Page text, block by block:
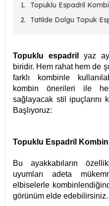
Topuklu Espadril
Tatilde Dolgu Topuk
Topuklu espadril
yaz
biridir. Hem rahat hem de
farklı kombinle
kombin önerileri ile
sağlayacak stil ipuçlarını
Başlıyoruz:
Topuklu Espadril
Bu ayakkabıların
uyumları adeta
elbiselerle
görünüm elde edebilirsiniz.